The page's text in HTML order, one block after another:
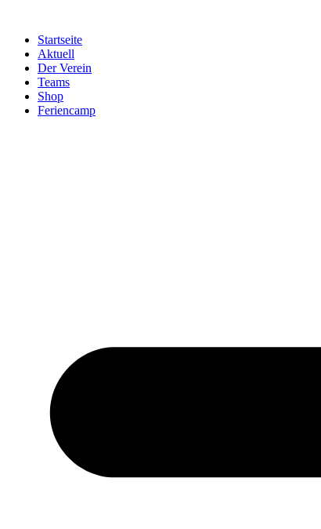
Startseite
Aktuell
Der Verein
Teams
Shop
Feriencamp